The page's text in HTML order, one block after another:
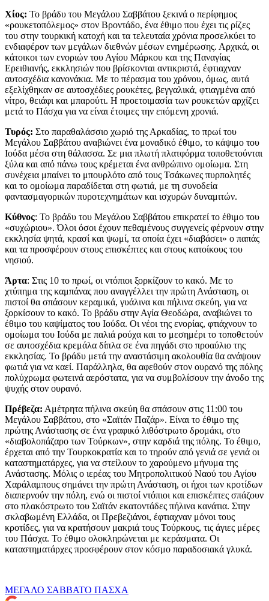
Χίος: Το βράδυ του Μεγάλου Σαββάτου ξεκινά ο περίφημος
«ρουκετοπόλεμος» στον Βροντάδο, ένα έθιμο που έχει τις ρίζες
του στην τουρκική κατοχή και τα τελευταία χρόνια προσελκύει το
ενδιαφέρον των μεγάλων διεθνών μέσων ενημέρωσης. Αρχικά, οι
κάτοικοι των ενοριών του Αγίου Μάρκου και της Παναγίας
Ερειθιανής, εκκλησιών που βρίσκονται αντικριστά, έφτιαχναν
αυτοσχέδια κανονάκια. Με το πέρασμα του χρόνου, όμως, αυτά
εξελίχθηκαν σε αυτοσχέδιες ρουκέτες, βεγγαλικά, φτιαγμένα από
νίτρο, θειάφι και μπαρούτι. Η προετοιμασία των ρουκετών αρχίζει
μετά το Πάσχα για να είναι έτοιμες την επόμενη χρονιά.
Τυρός: Στο παραθαλάσσιο χωριό της Αρκαδίας, το πρωί του
Μεγάλου Σαββάτου αναβιώνει ένα μοναδικό έθιμο, το κάψιμο του
Ιούδα μέσα στη θάλασσα. Σε μια πλωτή πλατφόρμα τοποθετούνται
ξύλα και από πάνω τους κρέμεται ένα ανθρώπινο ομοίωμα. Στη
συνέχεια μπαίνει το μπουρλότο από τους Τσάκωνες πυρπολητές
και το ομοίωμα παραδίδεται στη φωτιά, με τη συνοδεία
φαντασμαγορικών πυροτεχνημάτων και ισχυρών δυναμιτών.
Κύθνος: Το βράδυ του Μεγάλου Σαββάτου επικρατεί το έθιμο του
«συχώριου». Όλοι όσοι έχουν πεθαμένους συγγενείς φέρνουν στην
εκκλησία ψητά, κρασί και ψωμί, τα οποία έχει «διαβάσει» ο παπάς
και τα προσφέρουν στους επισκέπτες και στους κατοίκους του
νησιού.
Άρτα: Στις 10 το πρωί, οι ντόπιοι ξορκίζουν το κακό. Με το
χτύπημα της καμπάνας που αναγγέλλει την πρώτη Ανάσταση, οι
πιστοί θα σπάσουν κεραμικά, γυάλινα και πήλινα σκεύη, για να
ξορκίσουν το κακό. Το βράδυ στην Αγία Θεοδώρα, αναβιώνει το
έθιμο του καψίματος του Ιούδα. Οι νέοι της ενορίας, φτιάχνουν το
ομοίωμα του Ιούδα με παλιά ρούχα και το μεσημέρι το τοποθετούν
σε αυτοσχέδια κρεμάλα δίπλα σε ένα πηγάδι στο προαύλιο της
εκκλησίας. Το βράδυ μετά την αναστάσιμη ακολουθία θα ανάψουν
φωτιά για να καεί. Παράλληλα, θα αφεθούν στον ουρανό της πόλης
πολύχρωμα φωτεινά αερόστατα, για να συμβολίσουν την άνοδο της
ψυχής στον ουρανό.
Πρέβεζα: Αμέτρητα πήλινα σκεύη θα σπάσουν στις 11:00 του
Μεγάλου Σαββάτου, στο «Σαϊτάν Παζάρ». Είναι το έθιμο της
πρώτης Ανάστασης σε ένα γραφικό λιθόστρωτο δρομάκι, στο
«διαβολοπάζαρο των Τούρκων», στην καρδιά της πόλης. Το έθιμο,
έρχεται από την Τουρκοκρατία και το τηρούν από γενιά σε γενιά οι
καταστηματάρχες, για να στείλουν το χαρούμενο μήνυμα της
Ανάστασης. Μόλις ο ιερέας του Μητροπολιτικού Ναού του Αγίου
Χαράλαμπους σημάνει την πρώτη Ανάσταση, οι ήχοι των κροτίδων
διαπερνούν την πόλη, ενώ οι πιστοί ντόπιοι και επισκέπτες σπάζουν
στο πλακόστρωτο του Σαϊτάν εκατοντάδες πήλινα κανάτια. Στην
σκλαβωμένη Ελλάδα, οι Πρεβεζιάνοι, έφτιαχναν μόνοι τους
κροτίδες, για να κρατήσουν μακριά τους Τούρκους, τις άγιες μέρες
του Πάσχα. Το έθιμο ολοκληρώνεται με κεράσματα. Οι
καταστηματάρχες προσφέρουν στον κόσμο παραδοσιακά γλυκά.
ΜΕΓΑΛΟ ΣΑΒΒΑΤΟ ΠΑΣΧΑ